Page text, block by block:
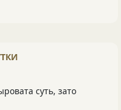
суть, зато